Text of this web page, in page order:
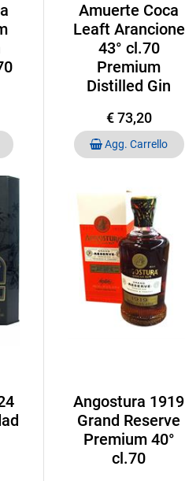
Amuerte Coca
Leaft Arancione
43° cl.70
Premium
Distilled Gin
€ 73,20
Quantità
Agg. Carrello
Angostura 1919
Grand Reserve
Premium 40°
cl.70